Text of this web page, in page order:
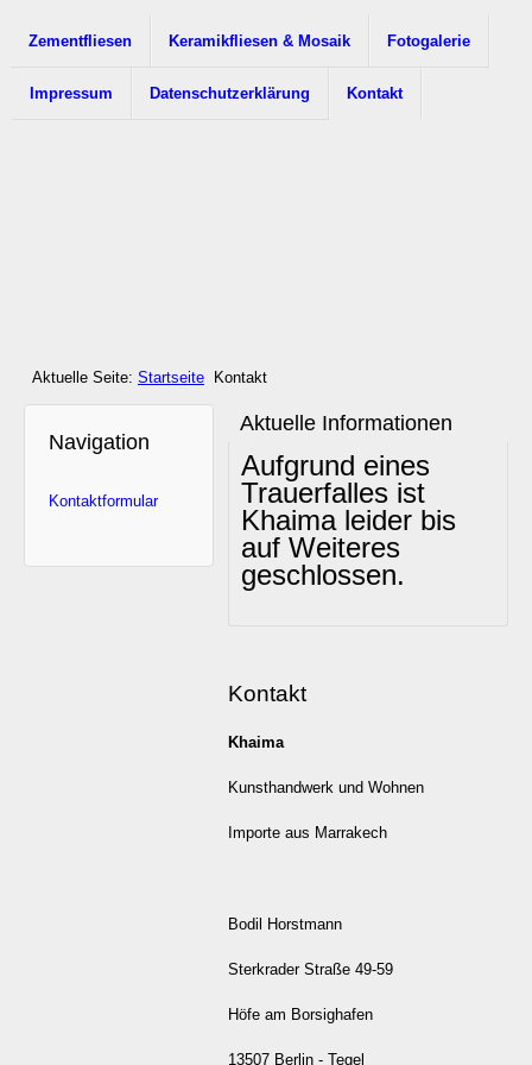
Zementfliesen Keramikfliesen & Mosaik Fotogalerie
Impressum Datenschutzerklärung Kontakt
Aktuelle Seite: Startseite Kontakt
Navigation
Kontaktformular
Aktuelle Informationen
Aufgrund eines
Trauerfalles ist
Khaima leider bis
auf Weiteres
geschlossen.
Kontakt
Khaima
Kunsthandwerk und Wohnen
Importe aus Marrakech
Bodil Horstmann
Sterkrader Straße 49-59
Höfe am Borsighafen
13507 Berlin - Tegel